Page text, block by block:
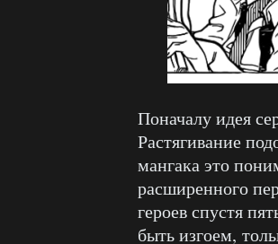
Поначалу идея
Растягивание
мангака это
расширенного
героев спустя
быть изгоем,